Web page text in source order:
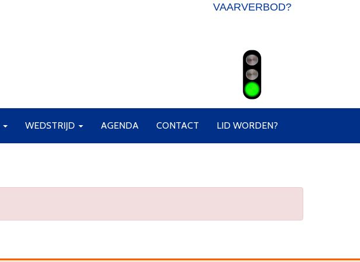
VAARVERBOD?
WEDSTRIJD AGENDA CONTACT LID WORDEN?